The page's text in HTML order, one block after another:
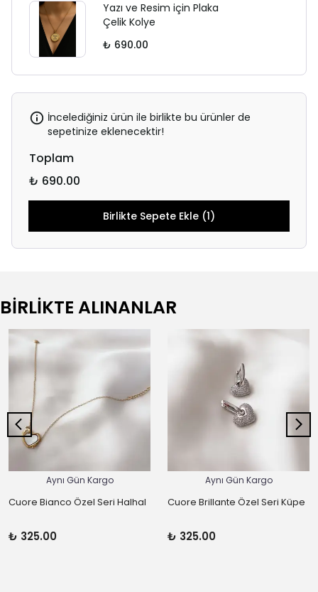
Yazı ve Resim için Plaka
Çelik Kolye
₺ 690.00
İncelediğiniz ürün ile birlikte bu ürünler de
sepetinize eklenecektir!
Toplam
₺ 690.00
Birlikte Sepete Ekle (1)
BİRLİKTE ALINANLAR
Aynı Gün Kargo
Cuore Bianco Özel Seri Halhal
₺ 325.00
Aynı Gün Kargo
Cuore Brillante Özel Seri Küpe
₺ 325.00